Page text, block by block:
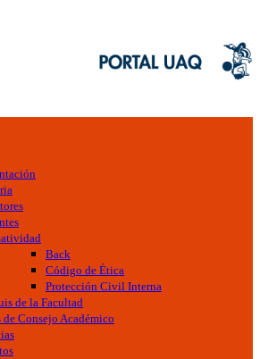
Back
Código de Ética
Protección Civil Interna
de la Facultad
de Consejo Académico